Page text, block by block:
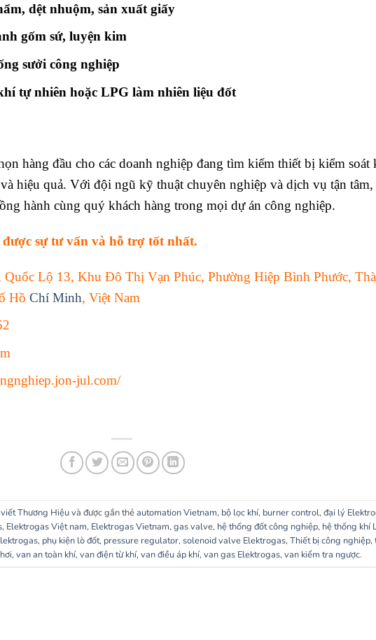
dệt nhuộm, sản xuất giấy
gốm sứ, luyện kim
sưởi công nghiệp
tự nhiên hoặc LPG làm nhiên liệu đốt
hàng đầu cho các doanh nghiệp đang tìm kiếm thiết bị kiểm soát
hiệu quả. Với đội ngũ kỹ thuật chuyên nghiệp và dịch vụ tận tâm,
hành cùng quý khách hàng trong mọi dự án công nghiệp.
sự tư vấn và hỗ trợ tốt nhất.
Lộ 13, Khu Đô Thị Vạn Phúc, Phường Hiệp Bình Phước,
Hồ Chí Minh, Việt Nam
jul.com/
Thương Hiệuvà được gắn thẻautomation Vietnam, bộ lọc khí, burner control,đại lý
, Elektrogas Việt nam, Elektrogas Vietnam, gas valve, hệ thống đốt công nghiệp, hệ thống khí
, phụ kiện lò đốt, pressure regulator, solenoid valve Elektrogas, Thiết bị công nghiệp,
, van an toàn khí, van điện từ khí, van điều áp khí, van gas Elektrogas, van kiểm tra ngược.